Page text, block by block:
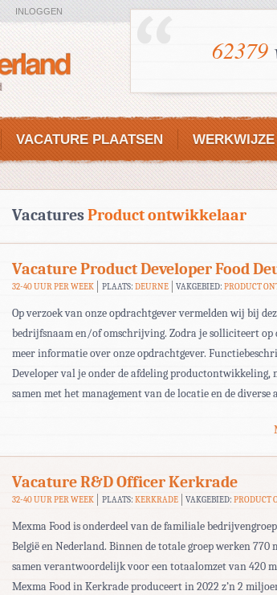
INLOGGEN
62379
VACATURE PLAATSEN WERKWIJZE
VacaturesProduct ontwikkelaar
Vacature Product Developer Food
32-40 UUR PER WEEK PLAATS: DEURNE VAKGEBIED:PRODUCT
Op verzoek van onze opdrachtgever vermelden wij bij
bedrijfsnaam en/of omschrijving. Zodra je solliciteert op
meer informatie over onze opdrachtgever.
Developer val je onder de afdeling productontwikkeling,
samen met het management van de locatie en de diverse
Vacature R&D Officer Kerkrade
32-40 UUR PER WEEK PLAATS: KERKRADE VAKGEBIED:PRODUCT
Mexma Food is onderdeel van de familiale
België en Nederland. Binnen de totale groep werken 770
samen verantwoordelijk voor een totaalomzet van 420
Mexma Food in Kerkrade produceert in 2022 z’n 2